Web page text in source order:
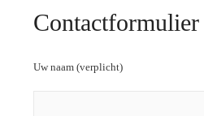
Contactformulier
Uw naam (verplicht)